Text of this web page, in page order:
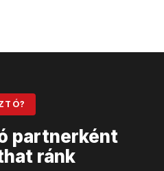
partnerként
ránk